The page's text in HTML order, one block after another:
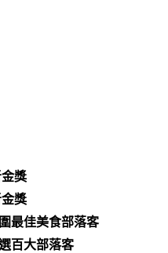
獎
獎
最佳美食部落客
百大部落客